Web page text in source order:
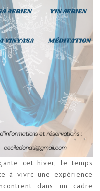
cet hiver, le temps
à vivre une expérience
dans un cadre